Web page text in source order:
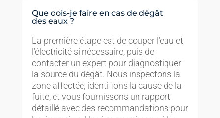
Que dois-je faire en cas de dégât
des eaux ?
La première étape est de couper l’eau et
l’électricité si nécessaire, puis de
contacter un expert pour diagnostiquer
la source du dégât. Nous inspectons la
zone affectée, identifions la cause de la
fuite, et vous fournissons un rapport
détaillé avec des recommandations pour